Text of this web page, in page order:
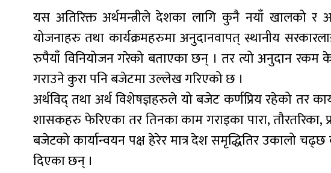
यस अतिरिक्त अर्थमन्त्रीले देशका लागि कुनै नयाँ खालको र
योजनाहरु तथा कार्यक्रमहरुमा अनुदानवापत् स्थानीय
रुपैयाँ विनियोजन गरेको बताएका छन् । तर त्यो अनुदान रकम
गराउने कुरा पनि बजेटमा उल्लेख गरिएको छ ।
अर्थविद् तथा अर्थ विशेषज्ञहरुले यो बजेट कर्णप्रिय रहेको तर
शासकहरु फेरिएका तर तिनका काम गराइका पारा, तौरतरिका,
बजेटको कार्यान्वयन पक्ष हेरेर मात्र देश समृद्धितिर उकालो चढ्छ
दिएका छन् ।